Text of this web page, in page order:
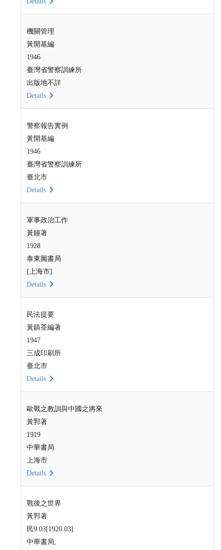
機關管理
黃開基編
1946
臺灣省警察訓練所
出版地不詳
Details
警察報告實例
黃開基編
1946
臺灣省警察訓練所
臺北市
Details
軍事政治工作
黃鐘著
1928
泰東圖書局
[上海市]
Details
民法提要
黃鎮荃編著
1947
三成印刷所
臺北市
Details
歐戰之教訓與中國之將來
黃郛著
1919
中華書局
上海市
Details
戰後之世界
黃郛著
民9.03[1920.03]
中華書局,